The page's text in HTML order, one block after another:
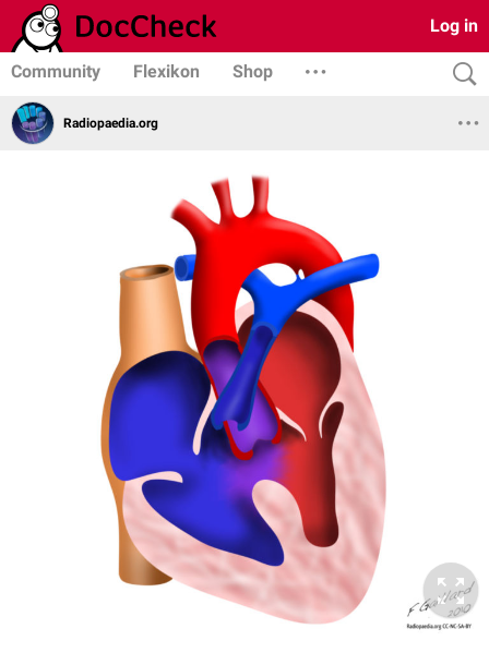
Log in
Community Flexikon Shop
Radiopaedia.org